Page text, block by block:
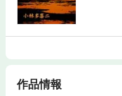
作品情報